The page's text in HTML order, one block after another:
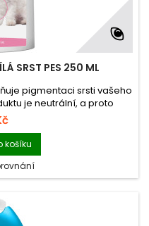
SRST PES 250 ML
pigmentaci srsti vašeho
je neutrální, a proto
její přirozenou hladinu
košíku